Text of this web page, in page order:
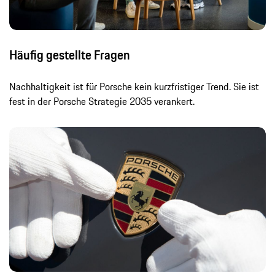
Häufig gestellte Fragen
Nachhaltigkeit ist für Porsche kein kurzfristiger Trend. Sie ist
fest in der Porsche Strategie 2035 verankert.